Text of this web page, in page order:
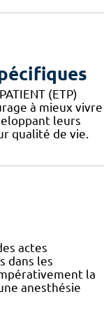
(ETP)
à mieux vivre
leurs
qualité de vie.
actes
dans les
la
anesthésie